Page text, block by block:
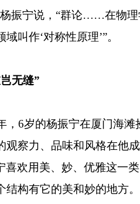
振宁说，“群论……在物
叫作‘对称性原理’”。
无缝”
，6岁的杨振宁在厦门海
观察力、品味和风格在他
喜欢用美、妙、优雅这一
结构有它的美和妙的地方